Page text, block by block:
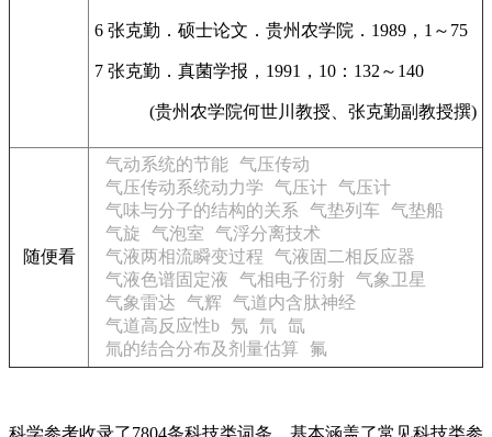
6 张克勤．硕士论文．贵州农学院．1989，1～75
7 张克勤．真菌学报，1991，10：132～140
(贵州农学院何世川教授、张克勤副教授撰)
随便看
气动系统的节能 气压传动
气压传动系统动力学
气压计 气压计
气味与分子的结构的关系
气垫列车
气垫船
气旋
气泡室
气浮分离技术
气液两相流瞬变过程
气液固二相反应器
气液色谱固定液
气相电子衍射 气象卫星
气象雷达
气辉
气道内含肽神经
气道高反应性b
氖 氘
氙
氚的结合分布及剂量估算
氟
科学参考收录了7804条科技类词条，基本涵盖了常见科技类参